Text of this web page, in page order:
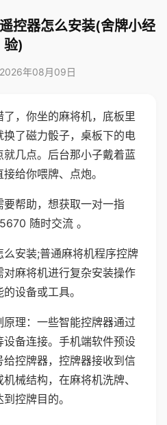
控器怎么安装(舍牌小经
验)
年08月09日
，你坐的麻将机，底板里
了磁力骰子，桌板下的电
几点。后台那小子戴着蓝
给你喂牌、点炮。
帮助，想获取一对一指
随时交流 。
安装;普通麻将机程序控牌
麻将机进行复杂安装操作
设备或工具。
理：一些智能控牌器通过
备连接。手机端软件预设
控牌器，控牌器接收到信
械结构，在麻将机洗牌、
控牌目的。